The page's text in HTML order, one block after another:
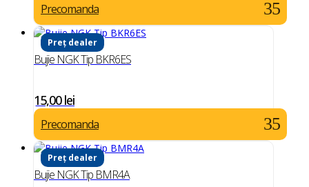
Precomanda
Preț dealer
Bujie NGK Tip BKR6ES
15,00lei
Precomanda
Preț dealer
Bujie NGK Tip BMR4A